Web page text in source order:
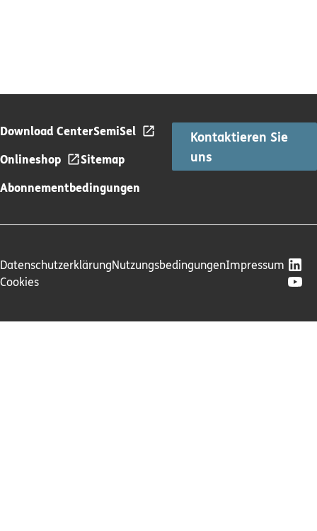
Download CenterSemiSel
Onlineshop
Sitemap
Abonnementbedingungen
Kontaktieren Sie
uns
DatenschutzerklärungNutzungsbedingungenImpressum
Cookies